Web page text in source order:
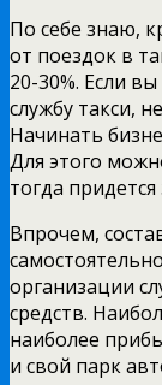
По себе знаю,
от поездок в
20-30%. Если
службу такси,
Начинать
Для этого
тогда
Впрочем,
организации
средств.
наиболее
и свой парк